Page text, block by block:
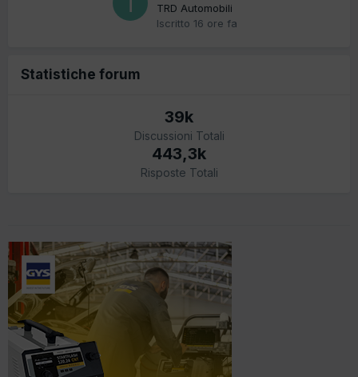
TRD Automobili
Iscritto 16 ore fa
Statistiche forum
39k
Discussioni Totali
443,3k
Risposte Totali